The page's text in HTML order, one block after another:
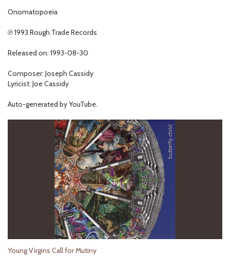
Onomatopoeia
℗ 1993 Rough Trade Records
Released on: 1993-08-30
Composer: Joseph Cassidy
Lyricist: Joe Cassidy
Auto-generated by YouTube.
Young Virgins Call for Mutiny